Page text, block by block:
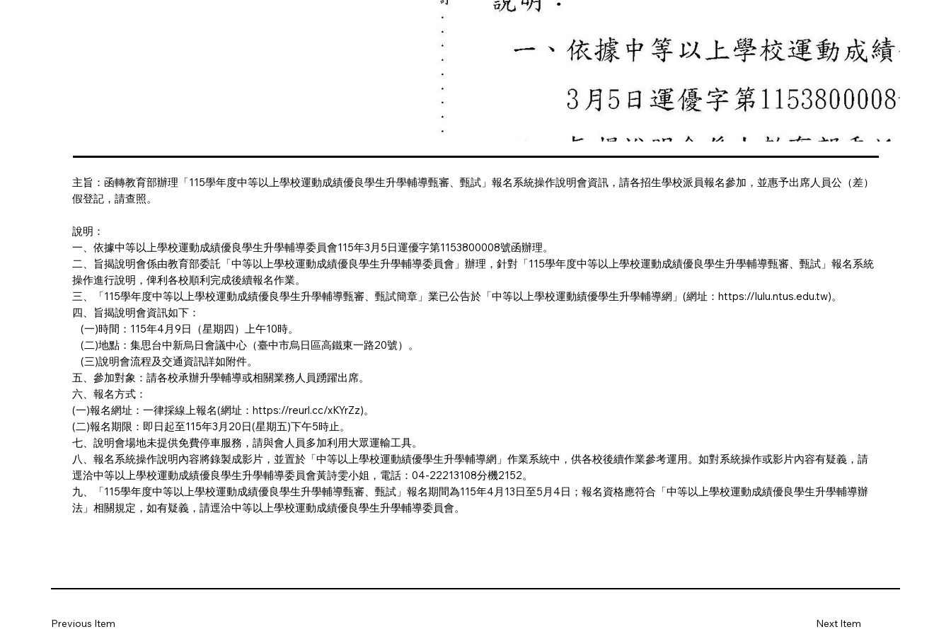
主旨：函轉教育部辦理「115學年度中等以上學校運動成績優良學生升學輔導甄審、甄試」報名系統操作說明會資訊，請各招生學校派員報名參加，並惠予出席人員公（差）
假登記，請查照。
說明：
一、依據中等以上學校運動成績優良學生升學輔導委員會115年3月5日運優字第1153800008號函辦理。
二、旨揭說明會係由教育部委託「中等以上學校運動成績優良學生升學輔導委員會」辦理，針對「115學年度中等以上學校運動成績優良學生升學輔導甄審、甄試」報名系統
操作進行說明，俾利各校順利完成後續報名作業。
三、「115學年度中等以上學校運動成績優良學生升學輔導甄審、甄試簡章」業已公告於「中等以上學校運動績優學生升學輔導網」(網址： https://lulu.ntus.edu.tw)。
四、旨揭說明會資訊如下：
(一)時間：115年4月9日（星期四）上午10時。
(二)地點：集思台中新烏日會議中心（臺中市烏日區高鐵東一路20號）。
(三)說明會流程及交通資訊詳如附件。
五、參加對象：請各校承辦升學輔導或相關業務人員踴躍出席。
六、報名方式：
(一)報名網址：一律採線上報名(網址： https://reurl.cc/xKYrZz)。
(二)報名期限：即日起至115年3月20日(星期五)下午5時止。
七、說明會場地未提供免費停車服務，請與會人員多加利用大眾運輸工具。
八、報名系統操作說明內容將錄製成影片，並置於「中等以上學校運動績優學生升學輔導網」作業系統中，供各校後續作業參考運用。如對系統操作或影片內容有疑義，請
逕洽中等以上學校運動成績優良學生升學輔導委員會黃詩雯小姐，電話：04-22213108分機2152。
九、「115學年度中等以上學校運動成績優良學生升學輔導甄審、甄試」報名期間為115年4月13日至5月4日；報名資格應符合「中等以上學校運動成績優良學生升學輔導辦
法」相關規定，如有疑義，請逕洽中等以上學校運動成績優良學生升學輔導委員會。
Previous Item Next Item